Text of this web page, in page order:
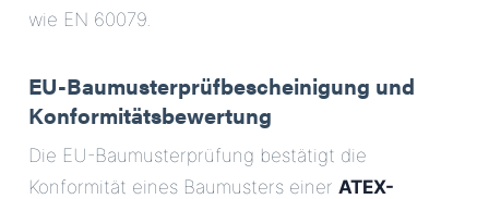
wie EN 60079.
EU-Baumusterprüfbescheinigung und
Konformitätsbewertung
Die EU-Baumusterprüfung bestätigt die
Konformität eines Baumusters einer ATEX-